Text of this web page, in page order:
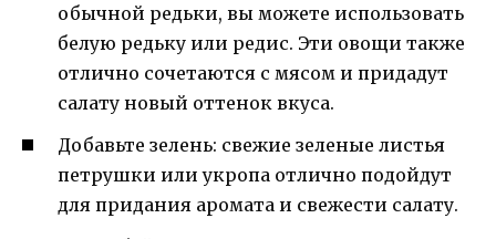
обычной редьки, вы можете использовать
белую редьку или редис. Эти овощи также
отлично сочетаются с мясом и придадут
салату новый оттенок вкуса.
Добавьте зелень: свежие зеленые листья
петрушки или укропа отлично подойдут
для придания аромата и свежести салату.